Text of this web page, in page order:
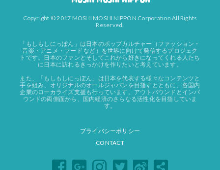
Copyright © 2017 MOSHI MOSHI NIPPON Corporation All Rights
Reserved.
「もしもしにっぽん」は日本のポップカルチャー（ファッション・
音楽・アニメ・フード など）を世界に向けて発信するプロジェク
トです。日本のファンとそしてこれから好きになってくれる人たち
に日本に訪れるきっかけを作りたいと考えています。
また、「もしもしにっぽん」は日本を代表する様々なコンテンツと
手を組み、オリジナルのオールジャパンを目指すとともに、各国内
企業のローカライズ支援も行っています。アウトバウンドとインバ
ウンドの両側面から、国内経済のさらなる活性化を目指していま
す。
プライバシーポリシー
CONTACT